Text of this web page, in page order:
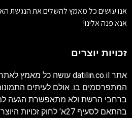
אנו עושים כל מאמץ להשלים את הנגשת
אנא פנה אלינו!
זכויות יוצרים
אתר datilin.co.il עושה כל מאמץ לאתר
המתפרסמים בו. אולם לעיתים
ברחבי הרשת ולא מתאפשרת הגעה
בהתאם לסעיף 27א' לחוק